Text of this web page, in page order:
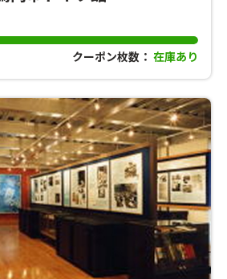
クーポン枚数： 在庫あり